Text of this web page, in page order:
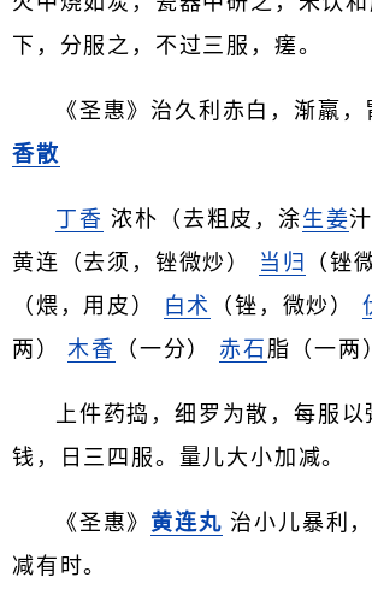
下，分服之，不过三服，瘥。
《圣惠》治久利赤白，渐羸，
香散
丁香 浓朴（去粗皮，涂生姜
黄连（去须，锉微炒）
当归 （锉
（煨，用皮）
白术 （锉，微炒）
两）木香 （一分） 赤石 脂（一两
上件药捣，细罗为散，每服以
钱，日三四服。量儿大小加减。
《圣惠》 黄连丸 治小儿暴利
减有时。